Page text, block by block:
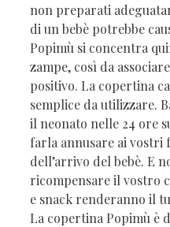
non preparati
di un bebè potrebbe
Popimù si concentra
zampe, così da
positivo. La copertina
semplice da utilizzare.
il neonato nelle 24 ore
farla annusare ai vostri
dell’arrivo del bebè. E
ricompensare il vostro
e snack renderanno il
La copertina Popimù è